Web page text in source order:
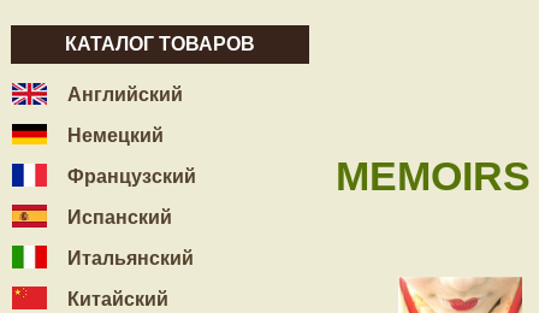
КАТАЛОГ ТОВАРОВ
Английский
Немецкий
Французский
Испанский
Итальянский
Китайский